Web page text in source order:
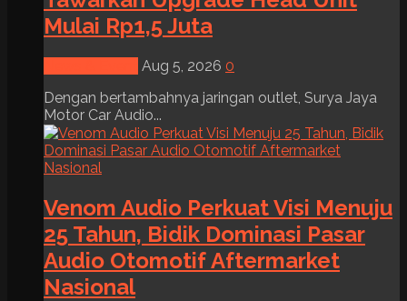
Mulai Rp1,5 Juta
Aug 5, 2026 0
Dengan bertambahnya jaringan outlet, Surya Jaya
Motor Car Audio...
Venom Audio Perkuat Visi Menuju
25 Tahun, Bidik Dominasi Pasar
Audio Otomotif Aftermarket
Nasional